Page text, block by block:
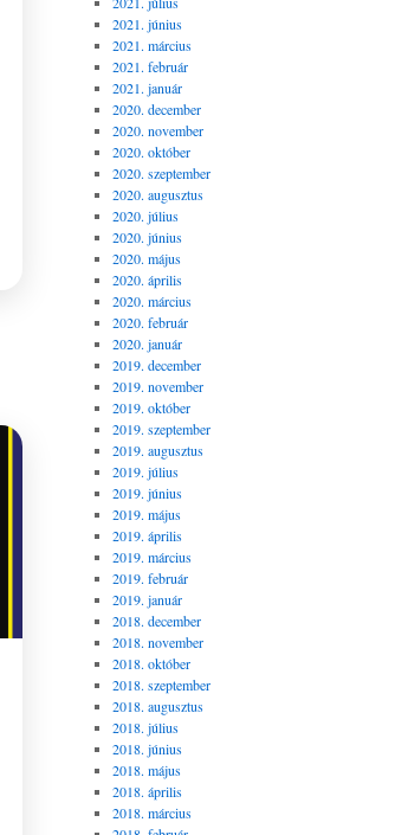
2021. június
2021. március
2021. február
2021. január
2020. december
2020. november
2020. október
2020. szeptember
2020. augusztus
2020. július
2020. június
2020. május
2020. április
2020. március
2020. február
2020. január
2019. december
2019. november
2019. október
2019. szeptember
2019. augusztus
2019. július
2019. június
2019. május
2019. április
2019. március
2019. február
2019. január
2018. december
2018. november
2018. október
2018. szeptember
2018. augusztus
2018. július
2018. június
2018. május
2018. április
2018. március